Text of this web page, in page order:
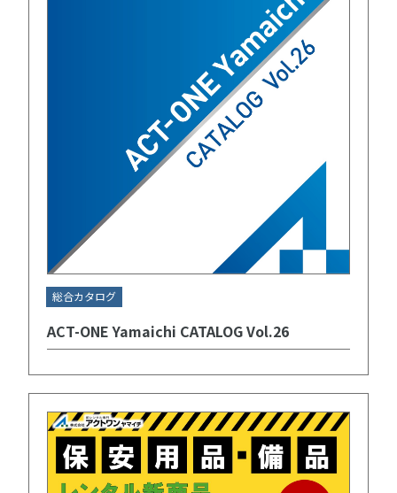
総合カタログ
ACT-ONE Yamaichi CATALOG Vol.26